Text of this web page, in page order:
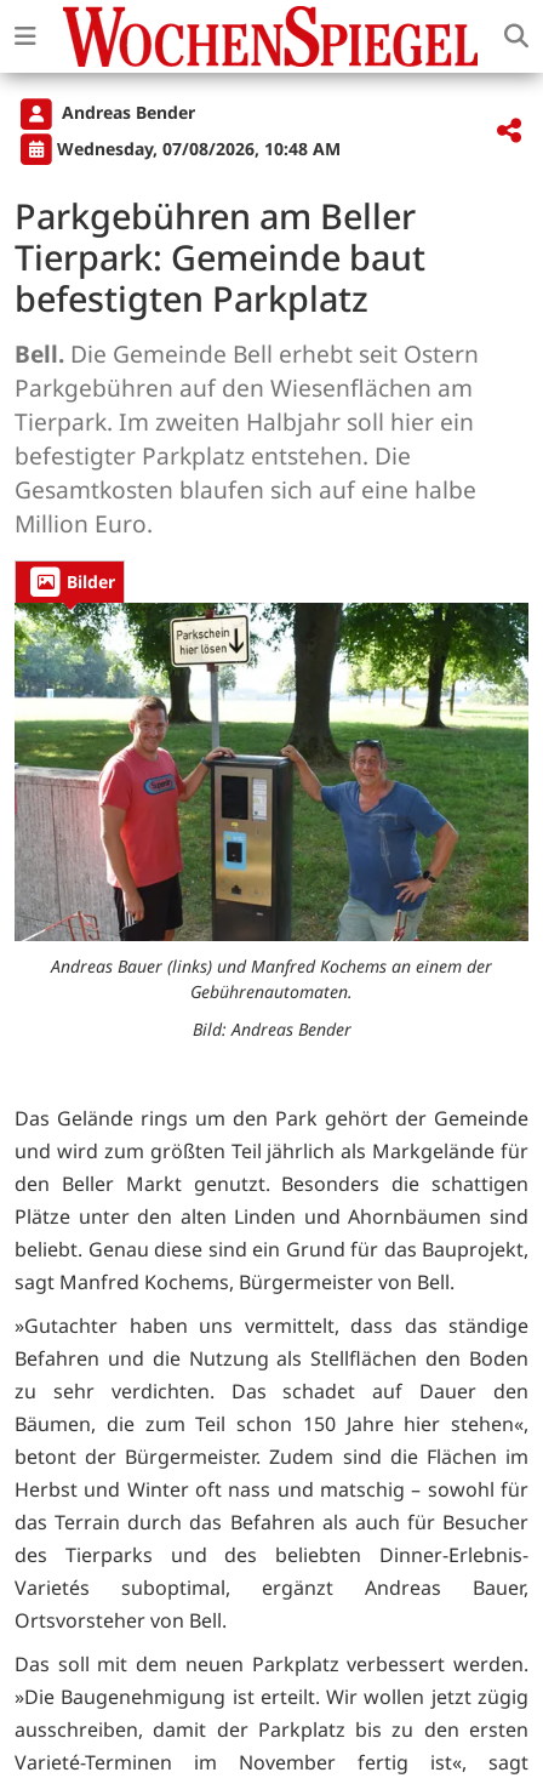
Andreas Bender
Wednesday, 07/08/2026, 10:48 AM
Parkgebühren am Beller
Tierpark: Gemeinde baut
befestigten Parkplatz
Bell. Die Gemeinde Bell erhebt seit Ostern
Parkgebühren auf den Wiesenflächen am
Tierpark. Im zweiten Halbjahr soll hier ein
befestigter Parkplatz entstehen. Die
Gesamtkosten blaufen sich auf eine halbe
Million Euro.
Bilder
Andreas Bauer (links) und Manfred Kochems an einem der
Gebührenautomaten.
Bild: Andreas Bender
Das Gelände rings um den Park gehört der Gemeinde
und wird zum größten Teil jährlich als Markgelände für
den Beller Markt genutzt. Besonders die schattigen
Plätze unter den alten Linden und Ahornbäumen sind
beliebt. Genau diese sind ein Grund für das Bauprojekt,
sagt Manfred Kochems, Bürgermeister von Bell.
»Gutachter haben uns vermittelt, dass das ständige
Befahren und die Nutzung als Stellflächen den Boden
zu sehr verdichten. Das schadet auf Dauer den
Bäumen, die zum Teil schon 150 Jahre hier stehen«,
betont der Bürgermeister. Zudem sind die Flächen im
Herbst und Winter oft nass und matschig – sowohl für
das Terrain durch das Befahren als auch für Besucher
des Tierparks und des beliebten Dinner-Erlebnis-
Varietés suboptimal, ergänzt Andreas Bauer,
Ortsvorsteher von Bell.
Das soll mit dem neuen Parkplatz verbessert werden.
»Die Baugenehmigung ist erteilt. Wir wollen jetzt zügig
ausschreiben, damit der Parkplatz bis zu den ersten
Varieté-Terminen im November fertig ist«, sagt